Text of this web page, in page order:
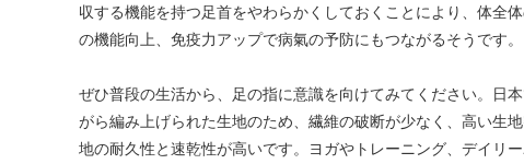
収する機能を持つ足首をやわらかくしておくことにより、体全
の機能向上、免疫力アップで病氣の予防にもつながるそうです。
ぜひ普段の生活から、足の指に意識を向けてみてください。日
がら編み上げられた生地のため、繊維の破断が少なく、高い生
地の耐久性と速乾性が高いです。ヨガやトレーニング、デイリ